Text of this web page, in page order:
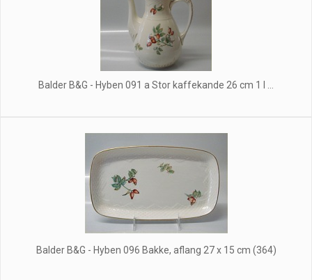
Balder B&G - Hyben 091 a Stor kaffekande 26 cm 1 l ...
Balder B&G - Hyben 096 Bakke, aflang 27 x 15 cm (364)